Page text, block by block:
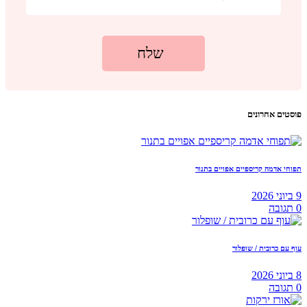
פוסטים אחרונים
תפוחי אדמה קריספיים אפויים בתנור
9 ביוני 2026
0 תגובה
עוף עם כרובית / שופלור
8 ביוני 2026
0 תגובה